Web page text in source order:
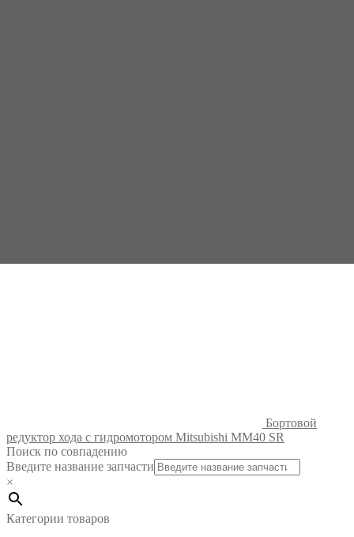
Бортовой
редуктор хода с гидромотором Mitsubishi MM40 SR
Поиск по совпадению
Введите название запчасти
×
Категории товаров